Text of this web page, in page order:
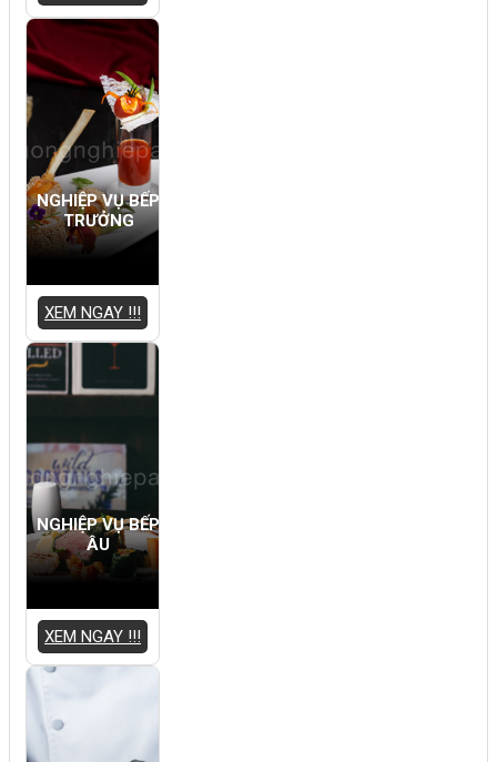
NGHIỆP VỤ BẾP
TRƯỞNG
XEM NGAY !!!
NGHIỆP VỤ BẾP
ÂU
XEM NGAY !!!